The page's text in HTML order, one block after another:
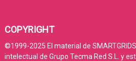
COPYRIGHT
©1999-2025 El material de
intelectual de Grupo Tecma Red S.L. y